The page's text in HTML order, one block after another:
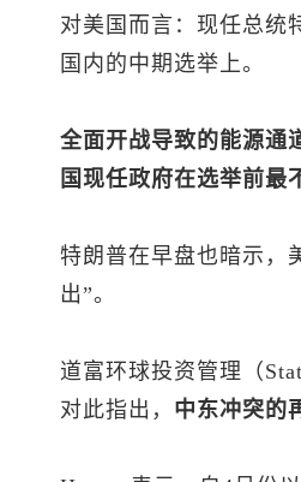
对美国而言：现任总统
国内的中期选举上。
全面开战导致的能源通
国现任政府在选举前最
特朗普在早盘也暗示，
出”。
道富环球投资管理（
对此指出， 中东冲突的